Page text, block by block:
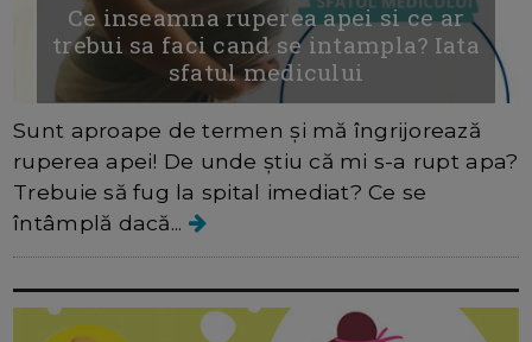
Ce inseamna ruperea apei si ce ar
trebui sa faci cand se intampla? Iata
sfatul medicului
Sunt aproape de termen și mă îngrijorează
ruperea apei! De unde știu că mi s-a rupt apa?
Trebuie să fug la spital imediat? Ce se
întâmplă dacă...